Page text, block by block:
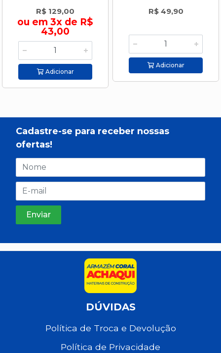
R$ 129,00
ou em 3x de R$
43,00
Adicionar
R$ 49,90
Adicionar
Cadastre-se para receber nossas
ofertas!
DÚVIDAS
Política de Troca e Devolução
Política de Privacidade